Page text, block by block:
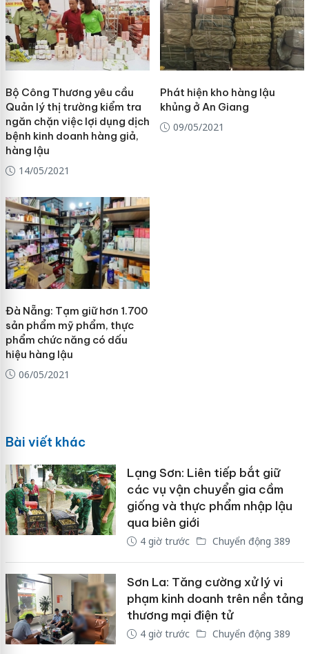
Bộ Công Thương yêu cầu
Quản lý thị trường kiểm tra
ngăn chặn việc lợi dụng dịch
bệnh kinh doanh hàng giả,
hàng lậu
14/05/2021
Phát hiện kho hàng lậu
khủng ở An Giang
09/05/2021
Đà Nẵng: Tạm giữ hơn 1.700
sản phẩm mỹ phẩm, thực
phẩm chức năng có dấu
hiệu hàng lậu
06/05/2021
Bài viết khác
Lạng Sơn: Liên tiếp bắt giữ
các vụ vận chuyển gia cầm
giống và thực phẩm nhập lậu
qua biên giới
4 giờ trước Chuyển động 389
Sơn La: Tăng cường xử lý vi
phạm kinh doanh trên nền tảng
thương mại điện tử
4 giờ trước Chuyển động 389